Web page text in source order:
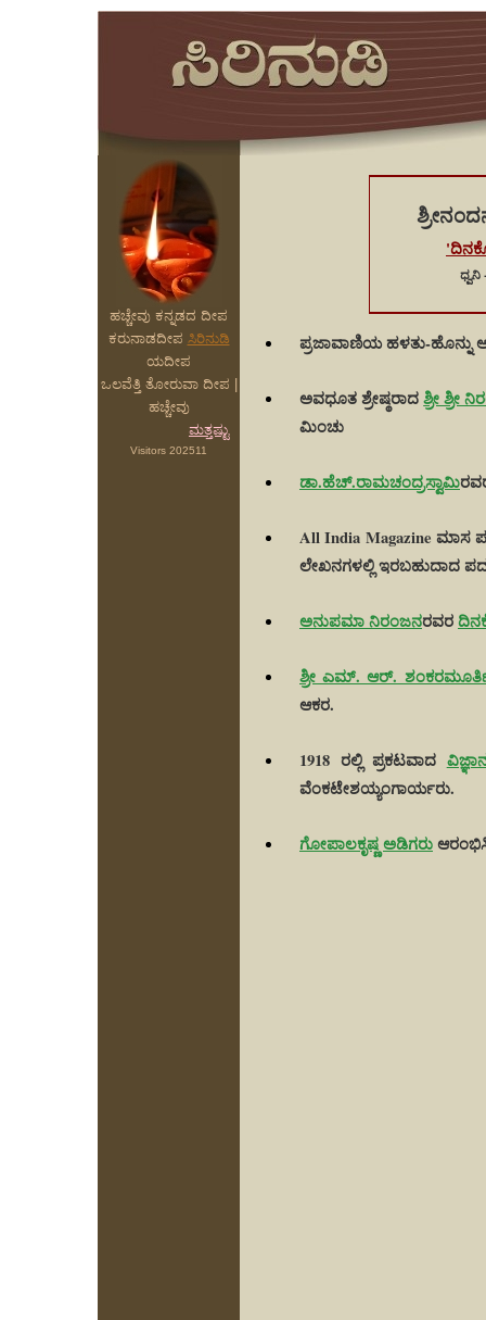
ಹಚ್ಚೇವು ಕನ್ನಡದ ದೀಪ
ಕರುನಾಡದೀಪ ಸಿರಿನುಡಿ
ಯದೀಪ
ಒಲವೆತ್ತಿ ತೋರುವಾ ದೀಪ |
ಹಚ್ಚೇವು
ಮತ್ತಷ್ಟು
Visitors 202511
ಧ್ವನಿ
ಪ್ರಜಾವಾಣಿಯ ಹಳತು-ಹೊನ್ನು
ಅವಧೂತ ಶ್ರೇಷ್ಠರಾದಶ್ರೀ ಶ್ರೀ
ಮಿಂಚು
ಡಾ.ಹೆಚ್.ರಾಮಚಂದ್ರಸ್ವಾಮಿ
All India Magazine ಮಾಸ
ಲೇಖನಗಳಲ್ಲಿ ಇರಬಹುದಾದ
ಅನುಪಮಾ ನಿರಂಜನರವರ
ಶ್ರೀ ಎಮ್. ಆರ್.
ಆಕರ.
1918 ರಲ್ಲಿ ಪ್ರಕಟವಾದ
ವೆಂಕಟೇಶಯ್ಯಂಗಾರ್ಯರು.
ಗೋಪಾಲಕೃಷ್ಣ ಅಡಿಗರು